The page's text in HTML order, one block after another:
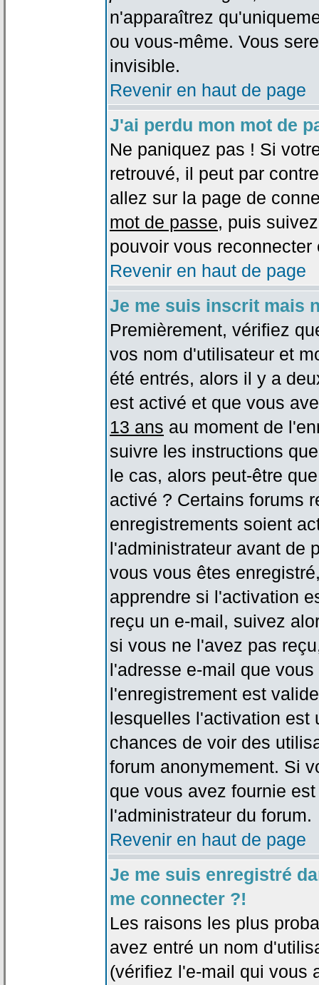
n'apparaîtrez
ou vous-même. Vous
invisible.
Revenir en haut de page
J'ai perdu mon mot de
Ne paniquez pas ! Si
retrouvé, il peut par
allez sur la page de
mot de passe, puis
pouvoir vous
Revenir en haut de page
Je me suis inscrit mais
Premièrement, vérifiez
vos nom d'utilisateur et
été entrés, alors il y a
est activé et que vous
13 ans au moment de
suivre les instructions
le cas, alors peut-être
activé ? Certains forums
enregistrements soient
l'administrateur avant de
vous vous êtes
apprendre si l'activation
reçu un e-mail, suivez
si vous ne l'avez pas
l'adresse e-mail que
l'enregistrement est
lesquelles l'activation est
chances de voir des
forum anonymement. Si
que vous avez fournie
l'administrateur du forum.
Revenir en haut de page
Je me suis enregistré
me connecter ?!
Les raisons les plus
avez entré un nom
(vérifiez l'e-mail qui vous